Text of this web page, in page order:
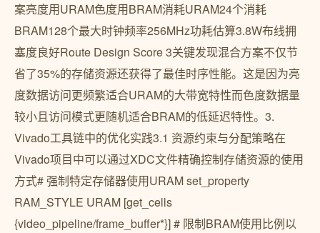
案亮度用URAM色度用BRAM消耗URAM24个消耗
BRAM128个最大时钟频率256MHz功耗估算3.8W布线拥
塞度良好Route Design Score 3关键发现混合方案不仅节
省了35%的存储资源还获得了最佳时序性能。这是因为亮
度数据访问更频繁适合URAM的大带宽特性而色度数据量
较小且访问模式更随机适合BRAM的低延迟特性。3.
Vivado工具链中的优化实践3.1 资源约束与分配策略在
Vivado项目中可以通过XDC文件精确控制存储资源的使用
方式# 强制特定存储器使用URAM set_property
RAM_STYLE URAM [get_cells
{video_pipeline/frame_buffer*}] # 限制BRAM使用比例以